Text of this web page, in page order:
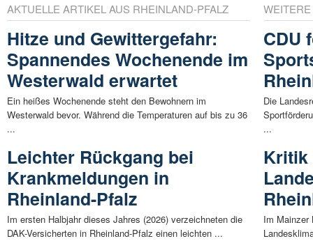
AKTUELLE ARTIKEL AUS RHEINLAND-PFALZ
Hitze und Gewittergefahr:
Spannendes Wochenende im
Westerwald erwartet
Ein heißes Wochenende steht den Bewohnern im
Westerwald bevor. Während die Temperaturen auf bis zu 36
...
Leichter Rückgang bei
Krankmeldungen in
Rheinland-Pfalz
Im ersten Halbjahr dieses Jahres (2026) verzeichneten die
DAK-Versicherten in Rheinland-Pfalz einen leichten ...
CDU
Die
...
Kritik
Im Mainzer